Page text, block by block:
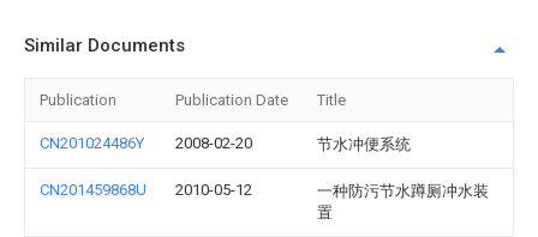
Similar Documents
Publication Publication Date Title
CN201024486Y 2008-02-20 节水冲便系统
CN201459868U 2010-05-12
一种防污节水蹲厕冲水装
置